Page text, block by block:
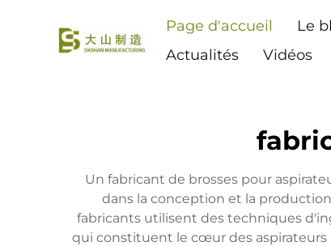
Page d'accueil Le
Actualités
Vidéos
Un fabricant de brosses pour
dans la conception et la
fabricants utilisent des techniques
qui constituent le cœur des